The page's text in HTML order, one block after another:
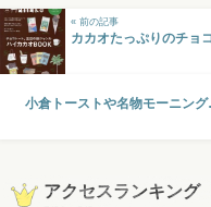
« 前の記事
カカオたっぷりのチョ
小倉トーストや名物モーニン
アクセスランキング